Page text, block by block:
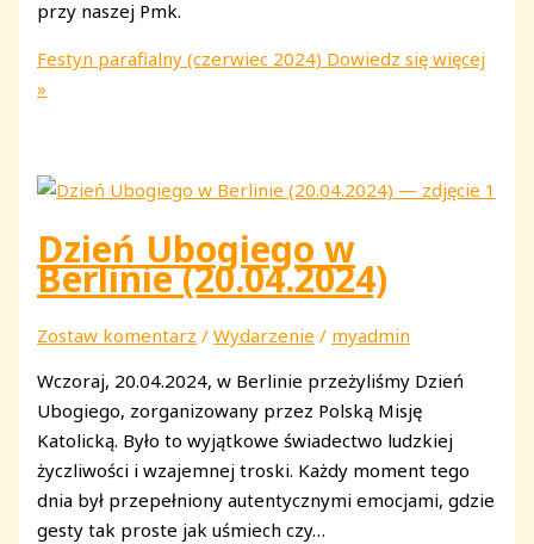
przy naszej Pmk.
Festyn parafialny (czerwiec 2024) Dowiedz się więcej
»
Dzień Ubogiego w
Berlinie (20.04.2024)
Zostaw komentarz /Wydarzenie / myadmin
Wczoraj, 20.04.2024, w Berlinie przeżyliśmy Dzień
Ubogiego, zorganizowany przez Polską Misję
Katolicką. Było to wyjątkowe świadectwo ludzkiej
życzliwości i wzajemnej troski. Każdy moment tego
dnia był przepełniony autentycznymi emocjami, gdzie
gesty tak proste jak uśmiech czy…